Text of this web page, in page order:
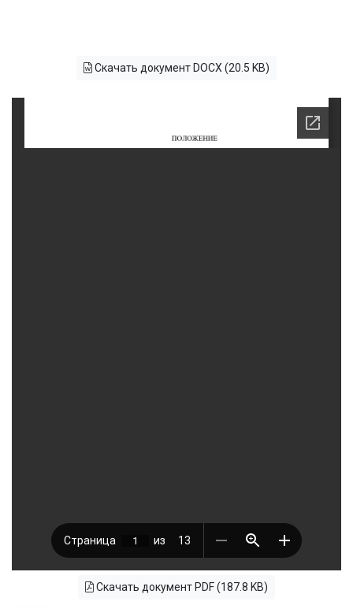
Скачать документ DOCX (20.5 KB)
Скачать документ PDF (187.8 KB)